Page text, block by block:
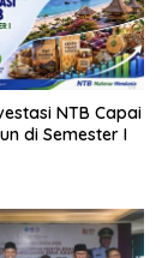
NTB Capai
di Semester I